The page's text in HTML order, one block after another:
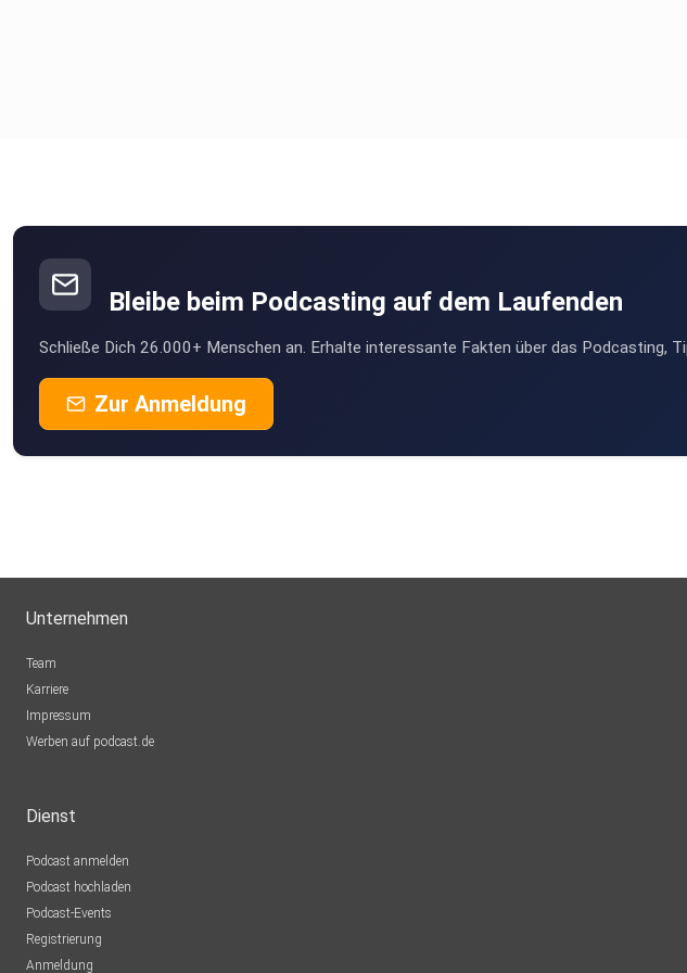
Bleibe beim Podcasting auf dem Laufenden
Schließe Dich 26.000+ Menschen an. Erhalte interessante Fakten über das Podcasting,
Zur Anmeldung
Unternehmen
Team
Karriere
Impressum
Werben auf podcast.de
Dienst
Podcast anmelden
Podcast hochladen
Podcast-Events
Registrierung
Anmeldung